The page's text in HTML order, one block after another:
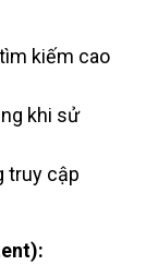
kiếm cao
khi sử
truy cập